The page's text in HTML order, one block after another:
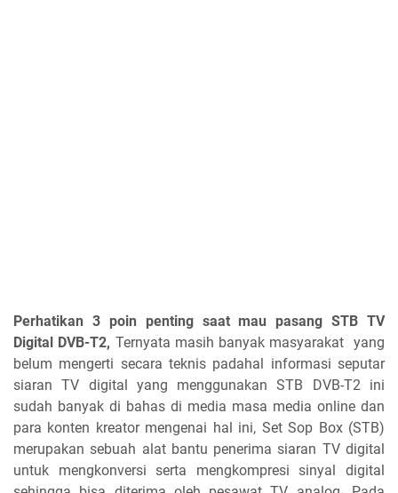
Perhatikan 3 poin penting saat mau pasang STB TV
Digital DVB-T2, Ternyata masih banyak masyarakat yang
belum mengerti secara teknis padahal informasi seputar
siaran TV digital yang menggunakan STB DVB-T2 ini
sudah banyak di bahas di media masa media online dan
para konten kreator mengenai hal ini, Set Sop Box (STB)
merupakan sebuah alat bantu penerima siaran TV digital
untuk mengkonversi serta mengkompresi sinyal digital